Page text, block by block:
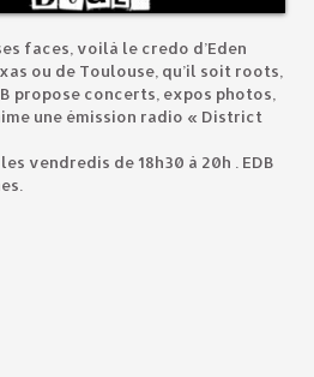
faces, voilà le credo d’Eden
ou de Toulouse, qu’il soit roots,
propose concerts, expos photos,
une émission radio « District
vendredis de 18h30 à 20h . EDB